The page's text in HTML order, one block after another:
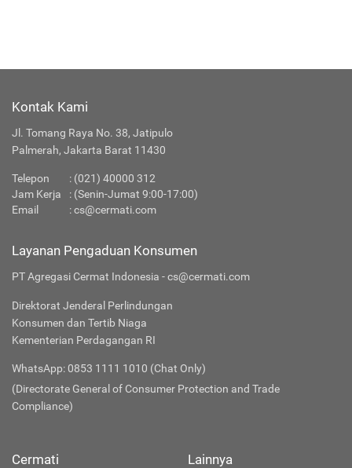
Kontak Kami
Jl. Tomang Raya No. 38, Jatipulo
Palmerah, Jakarta Barat 11430
Telepon : (021) 40000 312
Jam Kerja
: (Senin-Jumat 9:00-17:00)
Email
:cs@cermati.com
Layanan Pengaduan Konsumen
PT Agregasi Cermat Indonesia - cs@cermati.com
Direktorat Jenderal Perlindungan
Konsumen dan Tertib Niaga
Kementerian Perdagangan RI
WhatsApp: 0853 1111 1010 (Chat Only)
(Directorate General of Consumer Protection and Trade
Compliance)
Cermati Lainnya